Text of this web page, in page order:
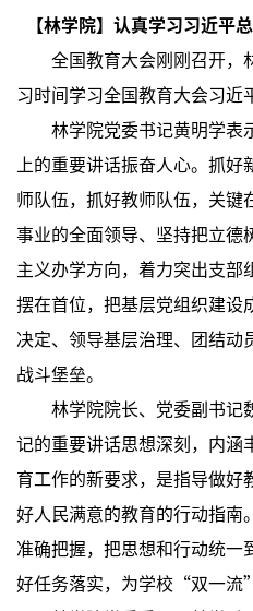
【林学院】认真学习习近平
全国教育大会刚刚召开，
习时间学习全国教育大会习近
林学院党委书记黄明学表
上的重要讲话振奋人心。抓
师队伍，抓好教师队伍，关键
事业的全面领导、坚持把立德
主义办学方向，着力突出支部
摆在首位，把基层党组织建设
决定、领导基层治理、团结动
战斗堡垒。
林学院院长、党委副书记
记的重要讲话思想深刻，内涵
育工作的新要求，是指导做好
好人民满意的教育的行动指南
准确把握，把思想和行动统一
好任务落实，为学校“双一流